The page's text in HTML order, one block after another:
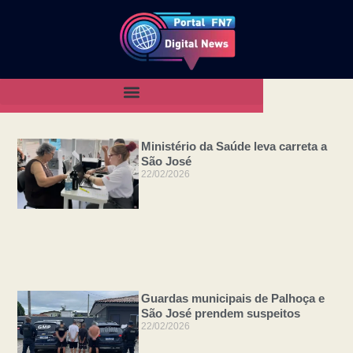
Ministério da Saúde leva carreta a
São José
22/02/2026
Guardas municipais de Palhoça e
São José prendem suspeitos
22/02/2026